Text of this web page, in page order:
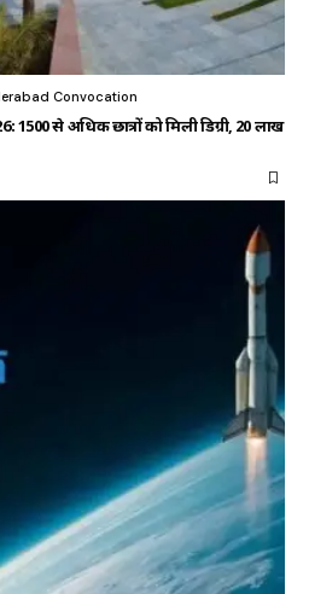
Convocation
से अधिक छात्रों को मिली डिग्री, ₹20 लाख